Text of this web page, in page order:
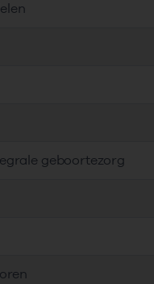
geboortezorg